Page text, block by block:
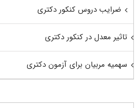
ضرایب دروس کنکور دکتری
تاثیر معدل در کنکور دکتری
سهمیه مربیان برای آزمون دکتری